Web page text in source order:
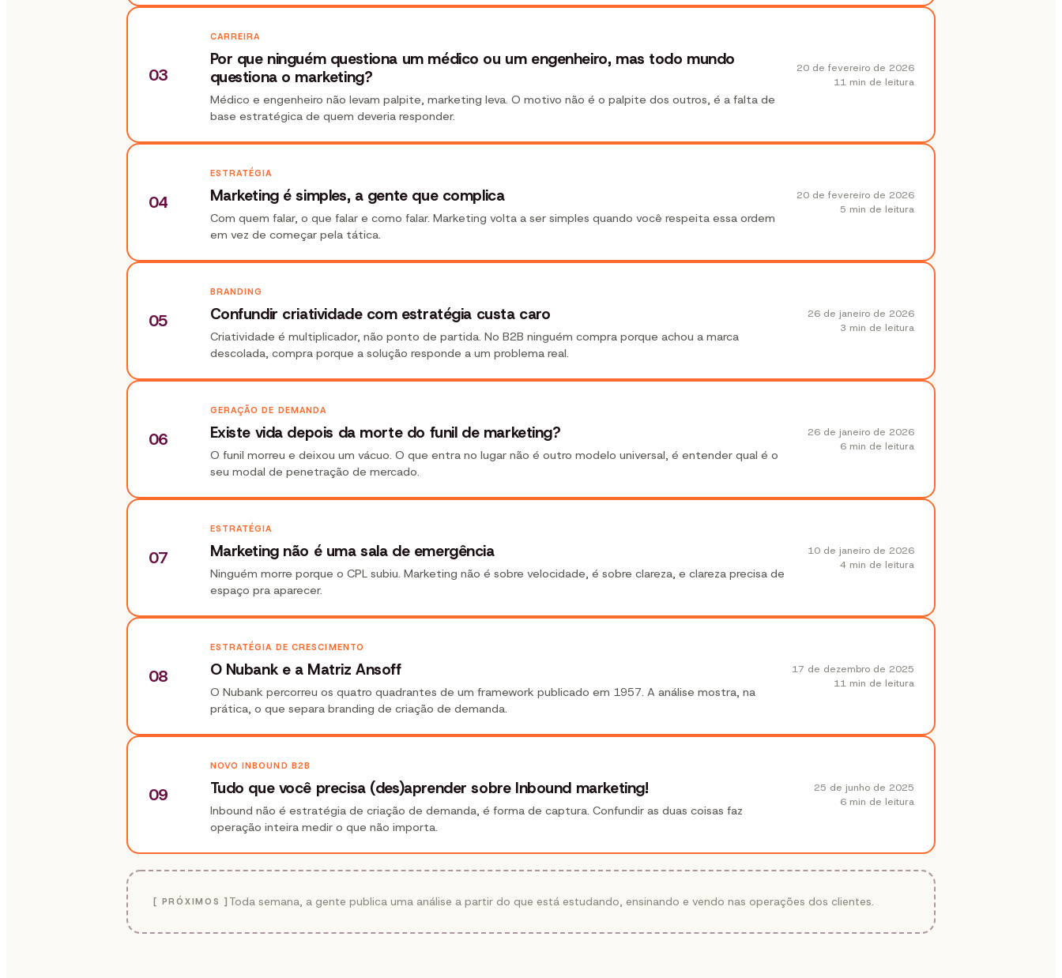
03
CARREIRA
Por que ninguém questiona um médico ou um engenheiro, mas todo mundo
questiona o marketing?
Médico e engenheiro não levam palpite, marketing leva. O motivo não é o palpite dos outros, é a falta de
base estratégica de quem deveria responder.
20 de fevereiro de 2026
11 min de leitura
04
ESTRATÉGIA
Marketing é simples, a gente que complica
Com quem falar, o que falar e como falar. Marketing volta a ser simples quando você respeita essa ordem
em vez de começar pela tática.
20 de fevereiro de 2026
5 min de leitura
05
BRANDING
Confundir criatividade com estratégia custa caro
Criatividade é multiplicador, não ponto de partida. No B2B ninguém compra porque achou a marca
descolada, compra porque a solução responde a um problema real.
26 de janeiro de 2026
3 min de leitura
06
GERAÇÃO DE DEMANDA
Existe vida depois da morte do funil de marketing?
O funil morreu e deixou um vácuo. O que entra no lugar não é outro modelo universal, é entender qual é o
seu modal de penetração de mercado.
26 de janeiro de 2026
6 min de leitura
07
ESTRATÉGIA
Marketing não é uma sala de emergência
Ninguém morre porque o CPL subiu. Marketing não é sobre velocidade, é sobre clareza, e clareza precisa de
espaço pra aparecer.
10 de janeiro de 2026
4 min de leitura
08
ESTRATÉGIA DE CRESCIMENTO
O Nubank e a Matriz Ansoff
O Nubank percorreu os quatro quadrantes de um framework publicado em 1957. A análise mostra, na
prática, o que separa branding de criação de demanda.
17 de dezembro de 2025
11 min de leitura
09
NOVO INBOUND B2B
Tudo que você precisa (des)aprender sobre Inbound marketing!
Inbound não é estratégia de criação de demanda, é forma de captura. Confundir as duas coisas faz
operação inteira medir o que não importa.
25 de junho de 2025
6 min de leitura
[ PRÓXIMOS ] Toda semana, a gente publica uma análise a partir do que está estudando, ensinando e vendo nas operações dos clientes.